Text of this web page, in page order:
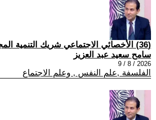
(36) الأخصائي الاجتماعي شريك التنمية المجهول
سامح سعيد عبد العزيز
2026 / 8 / 9
الفلسفة ,علم النفس , وعلم الاجتماع